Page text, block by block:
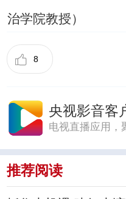
治学院教授）
8
央视影音客
电视直播应用，
推荐阅读